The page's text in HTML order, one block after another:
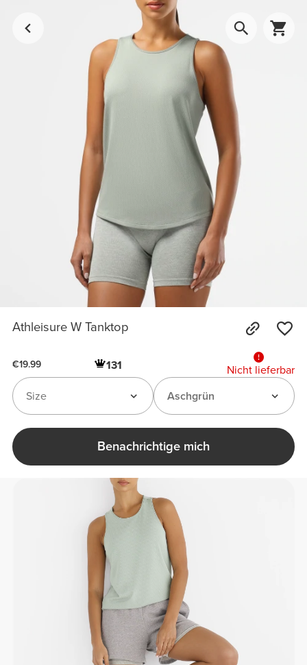
Athleisure W Tanktop
€19.99 131
Nicht lieferbar
Aschgrün
Size
Benachrichtige mich